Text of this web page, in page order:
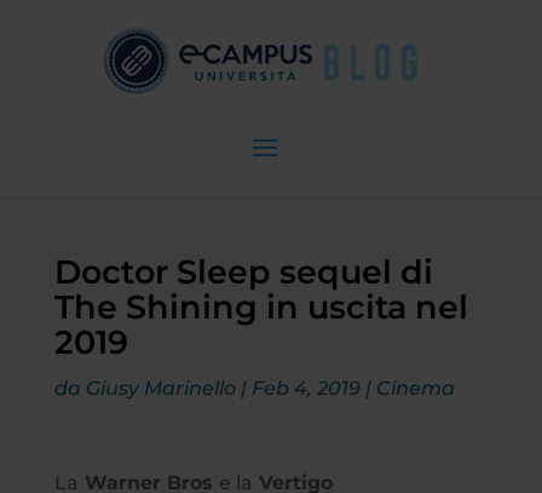
Doctor Sleep sequel di
The Shining in uscita nel
2019
da Giusy Marinello| Feb 4, 2019| Cinema
La Warner Bros e la Vertigo